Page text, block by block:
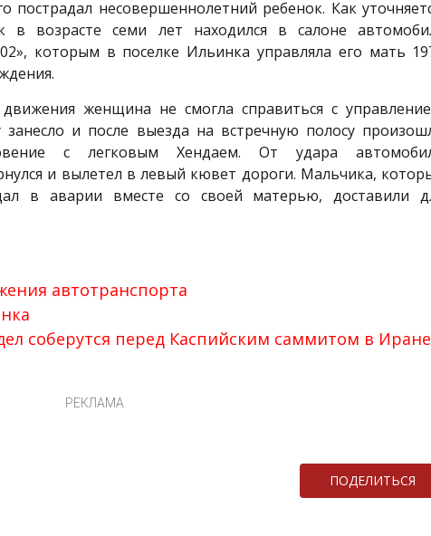
пострадал несовершеннолетний ребенок. Как
в возрасте семи лет находился в салоне
которым в поселке Ильинка управляла его мать
женщина не смогла справиться с
и после выезда на встречную полосу
с легковым Хендаем. От удара
и вылетел в левый кювет дороги. Мальчика,
в аварии вместе со своей матерью, доставили
автотранспорта
соберутся перед Каспийским саммитом в Иране
РЕКЛАМА
ПОДЕЛИТЬСЯ